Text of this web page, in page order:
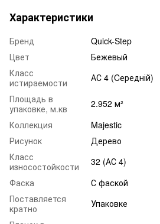
Характеристики
Бренд
Quick-Step
Цвет
Бежевый
Класс
истираемости
АС 4 (Cередній)
Площадь в
упаковке, м.кв
2.952 м²
Коллекция
Majestic
Рисунок
Дерево
Класс
износостойкости
32 (АС 4)
Фаска
С фаской
Поставляется
кратно
Упаковке